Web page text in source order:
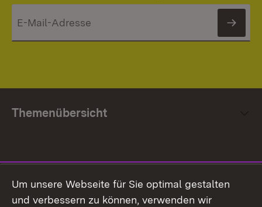
Themenübersicht
Facebook
Um unsere Webseite für Sie optimal gestalten
und verbessern zu können, verwenden wir